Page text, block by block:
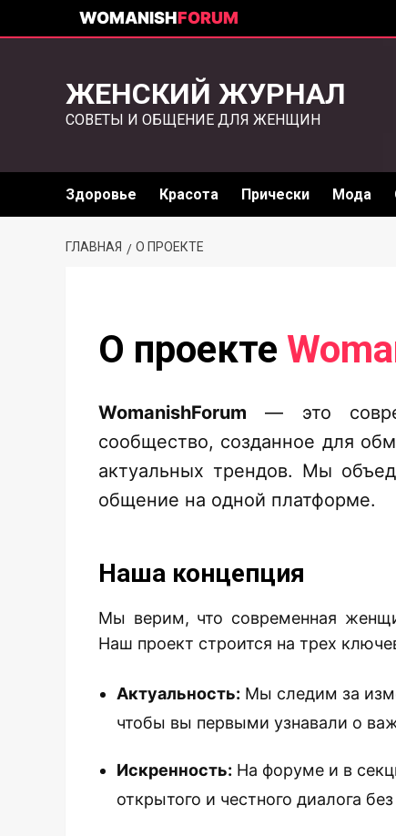
WOMANISHFORUM
ЖЕНСКИЙ ЖУРНАЛ
СОВЕТЫ И ОБЩЕНИЕ ДЛЯ ЖЕНЩИН
Здоровье Красота Прически Мода
ГЛАВНАЯ О ПРОЕКТЕ
О проекте
WomanishForum — это
сообщество, созданное для
актуальных трендов. Мы
общение на одной платформе.
Наша концепция
Мы верим, что современная
Наш проект строится на трех
Актуальность: Мы следим за
чтобы вы первыми узнавали о
Искренность: На форуме и в
открытого и честного диалога